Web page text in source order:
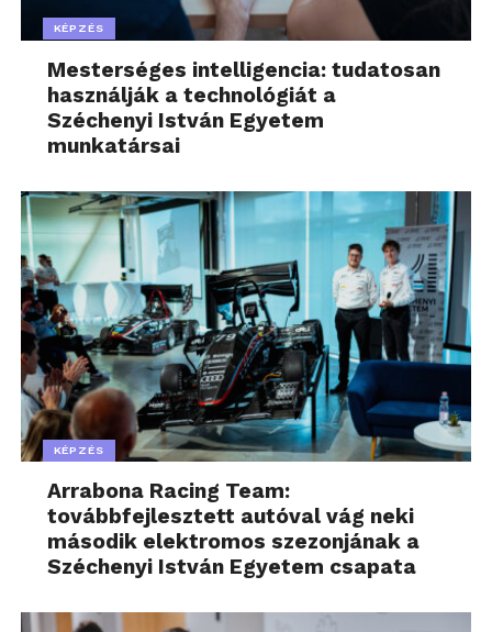
KÉPZÉS
Mesterséges intelligencia: tudatosan
használják a technológiát a
Széchenyi István Egyetem
munkatársai
KÉPZÉS
Arrabona Racing Team:
továbbfejlesztett autóval vág neki
második elektromos szezonjának a
Széchenyi István Egyetem csapata